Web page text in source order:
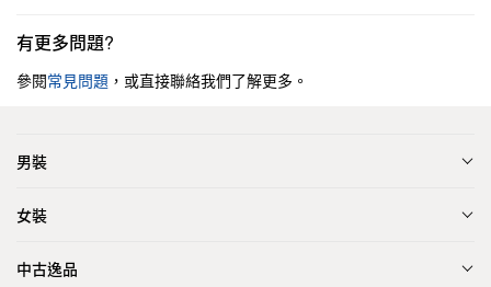
有更多問題?
參閱常見問題 ，或直接聯絡我們了解更多。
男裝
女裝
中古逸品